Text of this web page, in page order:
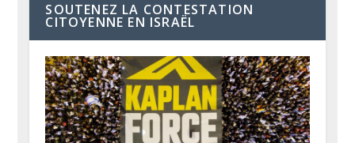
SOUTENEZ LA CONTESTATION
CITOYENNE EN ISRAËL